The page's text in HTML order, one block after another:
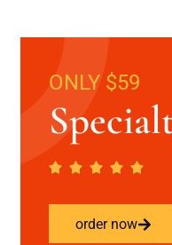
ONLY $59
order now